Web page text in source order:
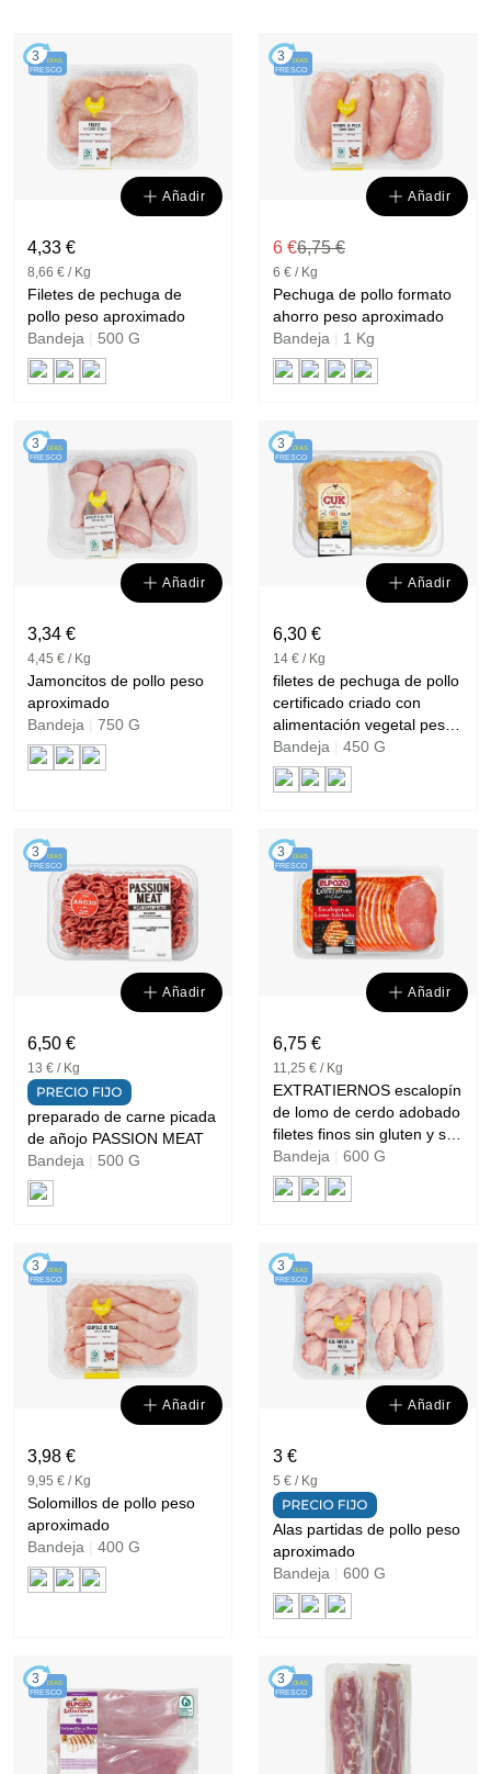
3 DÍAS
FRESCO
Añadir
4,33 €
8,66 € / Kg
Filetes de pechuga de
pollo peso aproximado
Bandeja
500 G
3 DÍAS
FRESCO
Añadir
6 €6,75 €
6 € / Kg
Pechuga de pollo formato
ahorro peso aproximado
Bandeja
1 Kg
3 DÍAS
FRESCO
Añadir
3,34 €
4,45 € / Kg
Jamoncitos de pollo peso
aproximado
Bandeja
750 G
3 DÍAS
FRESCO
Añadir
6,30 €
14 € / Kg
filetes de pechuga de pollo
certificado criado con
alimentación vegetal peso
aproximado GRAN CUK
Bandeja 450 G
3 DÍAS
FRESCO
Añadir
6,50 €
13 € / Kg
preparado de carne picada
de añojo PASSION MEAT
Bandeja
500 G
3 DÍAS
FRESCO
Añadir
6,75 €
11,25 € / Kg
EXTRATIERNOS escalopín
de lomo de cerdo adobado
filetes finos sin gluten y sin
lactosa ELPOZO
Bandeja 600 G
3 DÍAS
FRESCO
Añadir
3,98 €
9,95 € / Kg
Solomillos de pollo peso
aproximado
Bandeja
400 G
3 DÍAS
FRESCO
Añadir
3 €
5 € / Kg
Alas partidas de pollo peso
aproximado
Bandeja
600 G
3 DÍAS
FRESCO
3 DÍAS
FRESCO